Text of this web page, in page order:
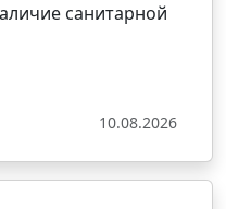
санитарной
10.08.2026